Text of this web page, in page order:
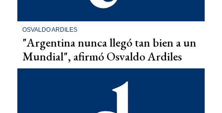
OSVALDO ARDILES
"Argentina nunca llegó tan bien a un
Mundial", afirmó Osvaldo Ardiles